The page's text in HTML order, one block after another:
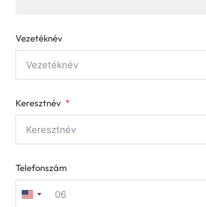
Vezetéknév
Keresztnév
Telefonszám
United